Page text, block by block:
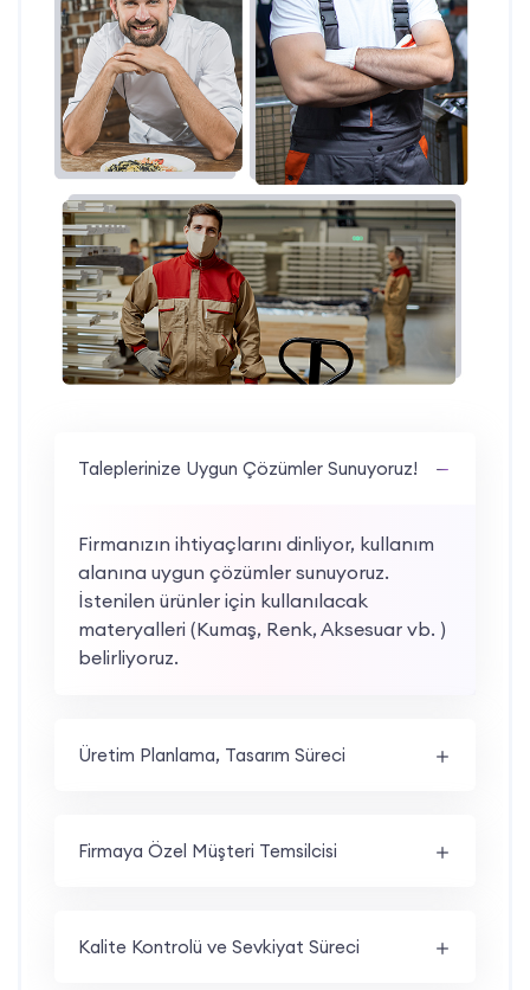
Taleplerinize Uygun Çözümler Sunuyoruz!
Firmanızın ihtiyaçlarını dinliyor, kullanım
alanına uygun çözümler sunuyoruz.
İstenilen ürünler için kullanılacak
materyalleri (Kumaş, Renk, Aksesuar vb. )
belirliyoruz.
Üretim Planlama, Tasarım Süreci
Firmaya Özel Müşteri Temsilcisi
Kalite Kontrolü ve Sevkiyat Süreci